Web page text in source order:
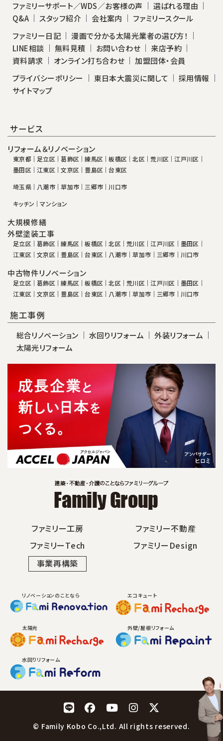
ファミリーサポート／WDS／お客様の声
選ばれる理由
Q&A
スタッフ紹介 会社案内
ファミリースクール
ファミリー日記
漫画で分かる太陽光業者の選び方！
LINE相談
無料見積 お問い合わせ
来店予約
資料請求
オンライン打ち合わせ
加盟団体・会員
プライバシーポリシー
東日本大震災に関して
採用情報
サイトマップ
サービス
リフォーム＆リノベーション
東京都 足立区 葛飾区 練馬区 板橋区 北区 荒川区
江戸川区
墨田区
江東区 文京区 豊島区
台東区
埼玉県
八潮市 草加市 三郷市
川口市
キッチン
マンション
大規模修繕
外壁塗装工事
足立区 葛飾区 練馬区 板橋区 北区 荒川区 江戸川区
墨田区
江東区
文京区 豊島区 台東区 八潮市 草加市 三郷市 川口市
中古物件リノベーション
足立区 葛飾区 練馬区 板橋区 北区 荒川区 江戸川区
墨田区
江東区
文京区 豊島区 台東区 八潮市 草加市 三郷市 川口市
施工事例
総合リノベーション 水回りリフォーム
外装リフォーム
太陽光リフォーム
ファミリー工房
ファミリー不動産
ファミリーTech
ファミリーDesign
事業再構築
リノベーションのことなら エコキュート
太陽光 外壁/屋根リフォーム
水回りリフォーム
LINE Facebook
YouTubeInstagram
© Family Kobo Co.,Ltd. All rights reserved.